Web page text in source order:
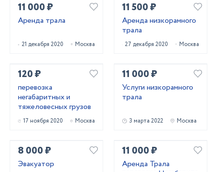
11 000 ₽
Аренда трала
21 декабря 2020 Москва
11 500 ₽
Аренда низкорамного
трала
27 декабря 2020 Москва
120 ₽
перевозка
негабаритных и
тяжеловесных грузов
17 ноября 2020 Москва
11 000 ₽
Услуги низкорамного
трала
3 марта 2022 Москва
8 000 ₽
Эвакуатор
11 000 ₽
Аренда Трала